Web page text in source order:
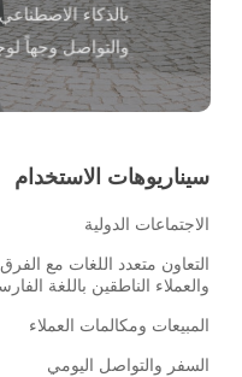
بالذكاء
والتواصل وجهاً
سيناريوهات الاستخدام
الاجتماعات الدولية
التعاون متعدد اللغات مع الفرق
والعملاء الناطقين باللغة
المبيعات ومكالمات العملاء
السفر والتواصل اليومي